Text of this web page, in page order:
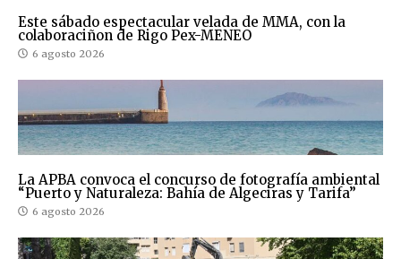
Este sábado espectacular velada de MMA, con la
colaboraciñon de Rigo Pex-MENEO
6 agosto 2026
La APBA convoca el concurso de fotografía ambiental
“Puerto y Naturaleza: Bahía de Algeciras y Tarifa”
6 agosto 2026